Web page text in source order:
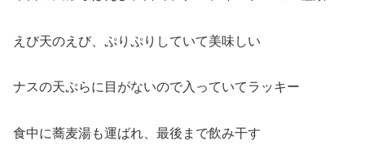
えび天のえび、ぷりぷりしていて美味しい
ナスの天ぷらに目がないので入っていてラッキー
食中に蕎麦湯も運ばれ、最後まで飲み干す